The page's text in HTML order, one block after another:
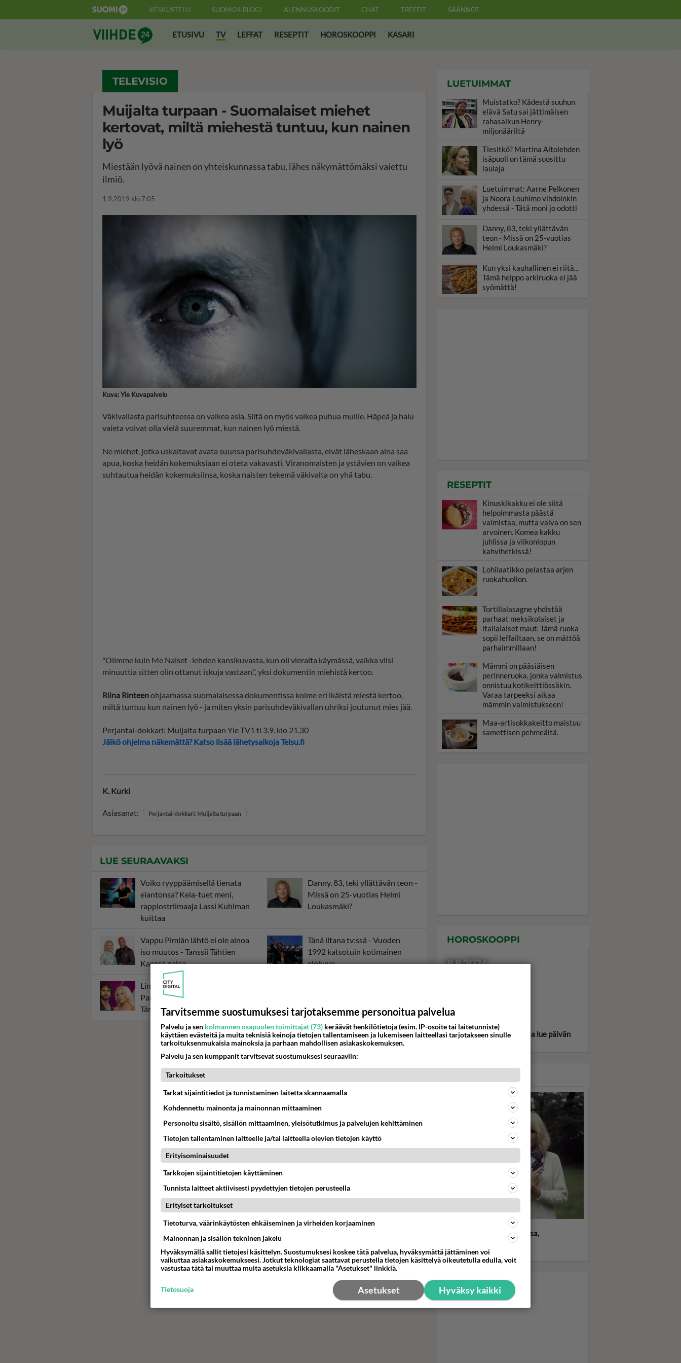
KESKUSTELU SUOMI24 BLOGI ALENNUSKOODIT CHAT TREFFIT SÄÄNNÖT
Suomi24 ViihdeETUSIVU TV LEFFAT RESEPTIT HOROSKOOPPI KASARI
TELEVISIO
Muijalta turpaan - Suomalaiset miehet
kertovat, miltä miehestä tuntuu, kun nainen
lyö
Miestään lyövä nainen on yhteiskunnassa tabu, lähes näkymättömäksi vaiettu
ilmiö.
1.9.2019 klo 7:05
Kuva: Yle Kuvapalvelu
Väkivallasta parisuhteessa on vaikea asia. Siitä on myös vaikea puhua muille. Häpeä ja halu
vaieta voivat olla vielä suuremmat, kun nainen lyö miestä.
Ne miehet, jotka uskaltavat avata suunsa parisuhdeväkivallasta, eivät läheskaan aina saa
apua, koska heidän kokemuksiaan ei oteta vakavasti. Viranomaisten ja ystävien on vaikea
suhtautua heidän kokemuksiinsa, koska naisten tekemä väkivalta on yhä tabu.
"Olimme kuin Me Naiset -lehden kansikuvasta, kun oli vieraita käymässä, vaikka viisi
minuuttia sitten olin ottanut iskuja vastaan.", yksi dokumentin miehistä kertoo.
Riina Rinteenohjaamassa suomalaisessa dokumentissa kolme eri ikäistä miestä kertoo,
miltä tuntuu kun nainen lyö - ja miten yksin parisuhdeväkivallan uhriksi joutunut mies jää.
Perjantai-dokkari: Muijalta turpaan Yle TV1 ti 3.9. klo 21.30
Jäikö ohjelma näkemättä? Katso lisää lähetysaikoja Telsu.fi
K. Kurki
Asiasanat: Perjantai-dokkari: Muijalta turpaan
LUE SEURAAVAKSI
Voiko ryyppäämisellä tienata
elantonsa? Kela-tuet meni,
rappiostriimaaja Lassi Kuhlman
kuittaa
Danny, 83, teki yllättävän teon -
Missä on 25-vuotias Helmi
Loukasmäki?
Vappu Pimiän lähtö ei ole ainoa
iso muutos - Tanssii Tähtien
Kanssa palaa
Tänä iltana tv:ssä - Vuoden
1992 katsotuin kotimainen
elokuva
Linda Lampenius ja Pete
Parkkonen yllättävät yhdessä -
Tämä ei jätä kylmäksi...
palvottu urheilusankari?
LUETUIMMAT
Muistatko? Kädestä suuhun
elävä Satu sai jättimäisen
rahasalkun Henry-
miljonääriltä
Tiesitkö? Martina Aitolehden
isäpuoli on tämä suosittu
laulaja
Luetuimmat: Aarne Pelkonen
ja Noora Louhimo vihdoinkin
yhdessä - Tätä moni jo odotti
Danny, 83, teki yllättävän
teon - Missä on 25-vuotias
Helmi Loukasmäki?
Kun yksi kauhallinen ei riitä...
Tämä helppo arkiruoka ei jää
syömättä!
RESEPTIT
Kinuskikakku ei ole siitä
helpoimmasta päästä
valmistaa, mutta vaiva on sen
arvoinen. Komea kakku
juhlissa ja viikonlopun
kahvihetkissä!
Lohilaatikko pelastaa arjen
ruokahuollon.
Tortillalasagne yhdistää
parhaat meksikolaiset ja
italialaiset maut. Tämä ruoka
sopii leffailtaan, se on mättöä
parhaimmillaan!
Mämmi on pääsiäisen
perinneruoka, jonka valmistus
onnistuu kotikeittiössäkin.
Varaa tarpeeksi aikaa
mämmin valmistukseen!
Maa-artisokkakeitto maistuu
samettisen pehmeältä.
HOROSKOOPPI
8.8.2026
Valitse oma tähtimerkkisi ja lue päivän
Muistatko? Dempsey ja
Makepeace - Sähköä ilmassa,
kun letkeä jenkki tapasi
yläluokkaisen britin
Tarvitsemme suostumuksesi tarjotaksemme personoitua palvelua
Palvelu ja sen kolmannen osapuolen toimittajat (73) keräävät henkilötietoja (esim. IP-osoite tai laitetunniste)
käyttäen evästeitä ja muita teknisiä keinoja tietojen tallentamiseen ja lukemiseen laitteellasi tarjotakseen sinulle
tarkoituksenmukaisia mainoksia ja parhaan mahdollisen asiakaskokemuksen.
Palvelu ja sen kumppanit tarvitsevat suostumuksesi seuraaviin:
Tarkoitukset
Tarkat sijaintitiedot ja tunnistaminen laitetta skannaamalla
Kohdennettu mainonta ja mainonnan mittaaminen
Personoitu sisältö, sisällön mittaaminen, yleisötutkimus ja palvelujen kehittäminen
Tietojen tallentaminen laitteelle ja/tai laitteella olevien tietojen käyttö
Erityisominaisuudet
Tarkkojen sijaintitietojen käyttäminen
Tunnista laitteet aktiivisesti pyydettyjen tietojen perusteella
Erityiset tarkoitukset
Tietoturva, väärinkäytösten ehkäiseminen ja virheiden korjaaminen
Mainonnan ja sisällön tekninen jakelu
Hyväksymällä sallit tietojesi käsittelyn. Suostumuksesi koskee tätä palvelua, hyväksymättä jättäminen voi
vaikuttaa asiakaskokemukseesi. Jotkut teknologiat saattavat perustella tietojen käsittelyä oikeutetulla edulla, voit
vastustaa tätä tai muuttaa muita asetuksia klikkaamalla "Asetukset" linkkiä.
Hyväksy kaikki
Asetukset
Tietosuoja